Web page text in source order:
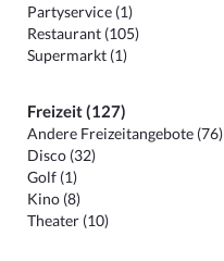
Partyservice (1)
Restaurant (105)
Supermarkt (1)
Freizeit (127)
Andere Freizeitangebote (76)
Disco (32)
Golf (1)
Kino (8)
Theater (10)